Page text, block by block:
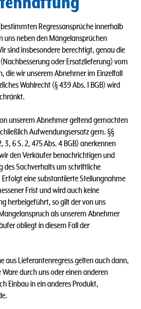
Regressansprüche innerhalb
uns neben den Mängelansprüchen
sind insbesondere berechtigt, genau die
oder Ersatzlieferung) vom
die wir unserem Abnehmer im Einzelfall
Wahlrecht (§ 439 Abs. 1 BGB) wird
unserem Abnehmer geltend gemachten
Aufwendungsersatz gem. §§
3, 6 S. 2, 475 Abs. 4 BGB) anerkennen
den Verkäufer benachrichtigen und
des Sachverhalts um schriftliche
eine substantiierte Stellungnahme
Frist und wird auch keine
herbeigeführt, so gilt der von uns
als unserem Abnehmer
obliegt in diesem Fall der
aus Lieferantenregress gelten auch dann,
durch uns oder einen anderen
Einbau in ein anderes Produkt,